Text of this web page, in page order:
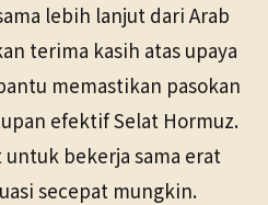
lebih lanjut dari Arab
terima kasih atas upaya
memastikan pasokan
efektif Selat Hormuz.
bekerja sama erat
secepat mungkin.